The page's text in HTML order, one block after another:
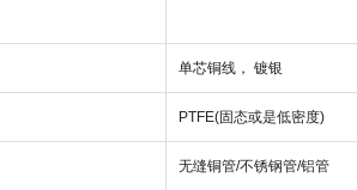
单芯铜线， 镀银
PTFE(固态或是低密度)
无缝铜管/不锈钢管/铝管